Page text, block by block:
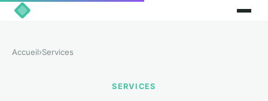
Accueil›Services
SERVICES